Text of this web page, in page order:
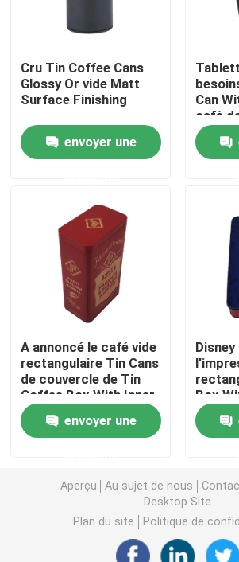
Demandez un devis
Biscuit Tin Can
Bougie Tin Can
Chocolat Tin Box
Bidons en vrac de Noël
Chariot de thé Tin
Bidons vides de biscuit
Boîtes de conservation des
Cru Tin Coffee Cans
Glossy Or vide Matt
Surface Finishing
envoyer une
Can
café
Coffee
A annoncé le café vide
rectangulaire Tin Cans
de couvercle de Tin
Coffee Box With Inner
envoyer une
Box
CMYK
métal
Aperçu Au sujet de nous
Desktop Site
Plan du site
Politique de